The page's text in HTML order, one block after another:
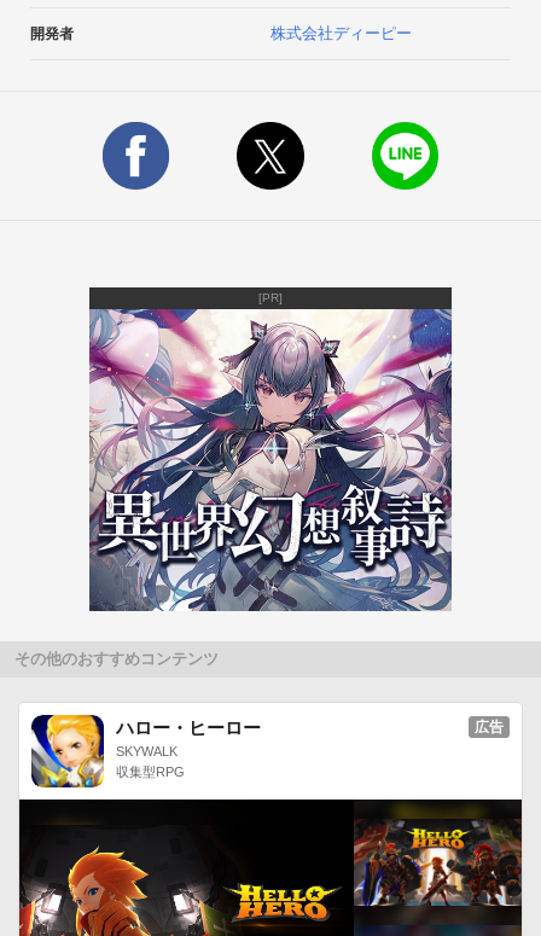
【ダイトモとは】
ダイトモとは、大都技研の遊技機（スロット）とモバイルサイ
○遊技データ保存
実機でプレイした総ゲーム数やボーナス回数、クリアしたミッ
ション等を保存することが出来ます。
引いたARTの結果なども保存可能です。○ミッション
対応機種毎にさまざまなミッションが用意されています。
ミッションは遊技中に特定の条件を達成することでクリアとな
りミッションスコアが加算されます。【ダイトモの遊び方】
1.本アプリより会員登録（無料）を行います。
2.遊技する機種のパスワードを発行します。
3.発行されたパスワードを実機に入力して遊技開始。
5.本アプリでQRコードを読取り、データを送信すれば保存完了
推奨端末は以下のリンクからご確認ください。
http://www.daitomo.jp/smart/device.html※会員登録の際には、
キャリアが提供する下記メールアドレスを推奨いたします。
（※キャリアメール以外でのご登録につきましてはサポート対
象外となります。キャリアメール以外のメールアドレスは､
Gmailを推奨いたします。）@docomo.ne.jp　@ezweb.ne.jp
@softbank.ne.jp
@x.vodafone.ne.jp（xには提供地域に応じてd,h,t,c,k,r,n,s,gの
開発者 株式会社ディーピー
[PR]
その他のおすすめコンテンツ
ハロー・ヒーロー
SKYWALK
収集型RPG
広告